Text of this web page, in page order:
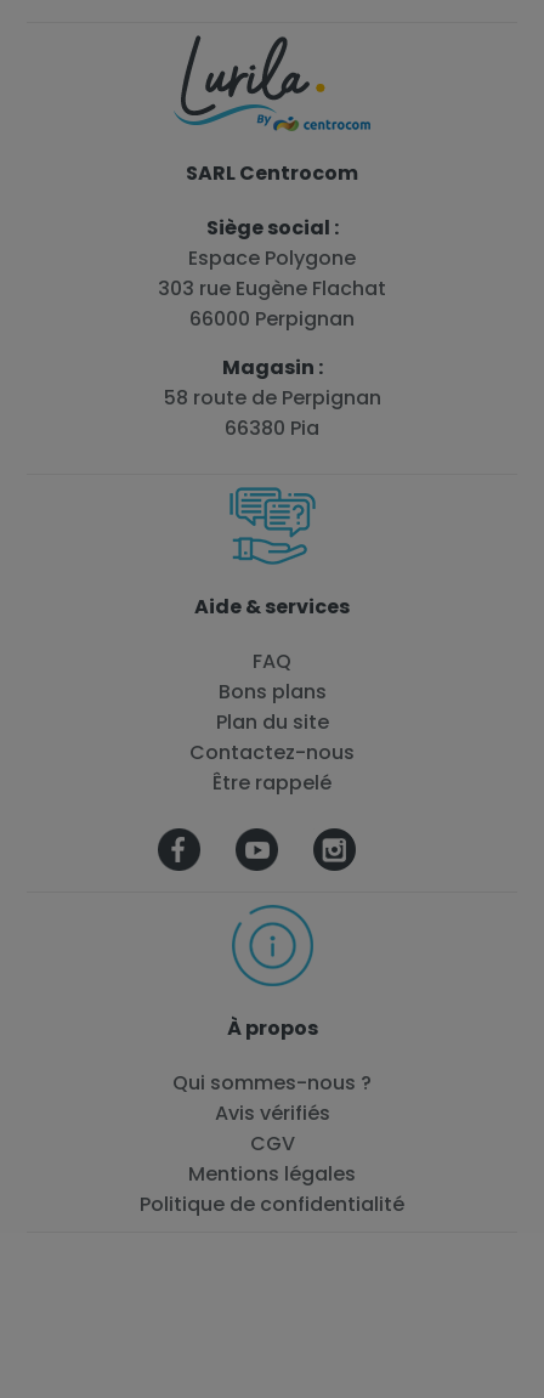
SARL Centrocom
Siège social :
Espace Polygone
303 rue Eugène Flachat
66000 Perpignan
Magasin :
58 route de Perpignan
66380 Pia
Aide & services
FAQ
Bons plans
Plan du site
Contactez-nous
Être rappelé
À propos
Qui sommes-nous ?
Avis vérifiés
CGV
Mentions légales
Politique de confidentialité